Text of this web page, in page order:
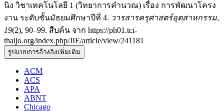
นิง วิชาเทคโนโลยี 1 (วิทยาการคำนวณ) เรื่อง การพัฒนาโครง
งาน ระดับชั้นมัธยมศึกษาปีที่ 4. วารสารครุศาสตร์อุตสาหกรรม,
19(2), 90–99. สืบค้น จาก https://ph01.tci-
thaijo.org/index.php/JIE/article/view/241181
รูปแบบการอ้างอิงเพิ่มเติม
ACM
ACS
APA
ABNT
Chicago